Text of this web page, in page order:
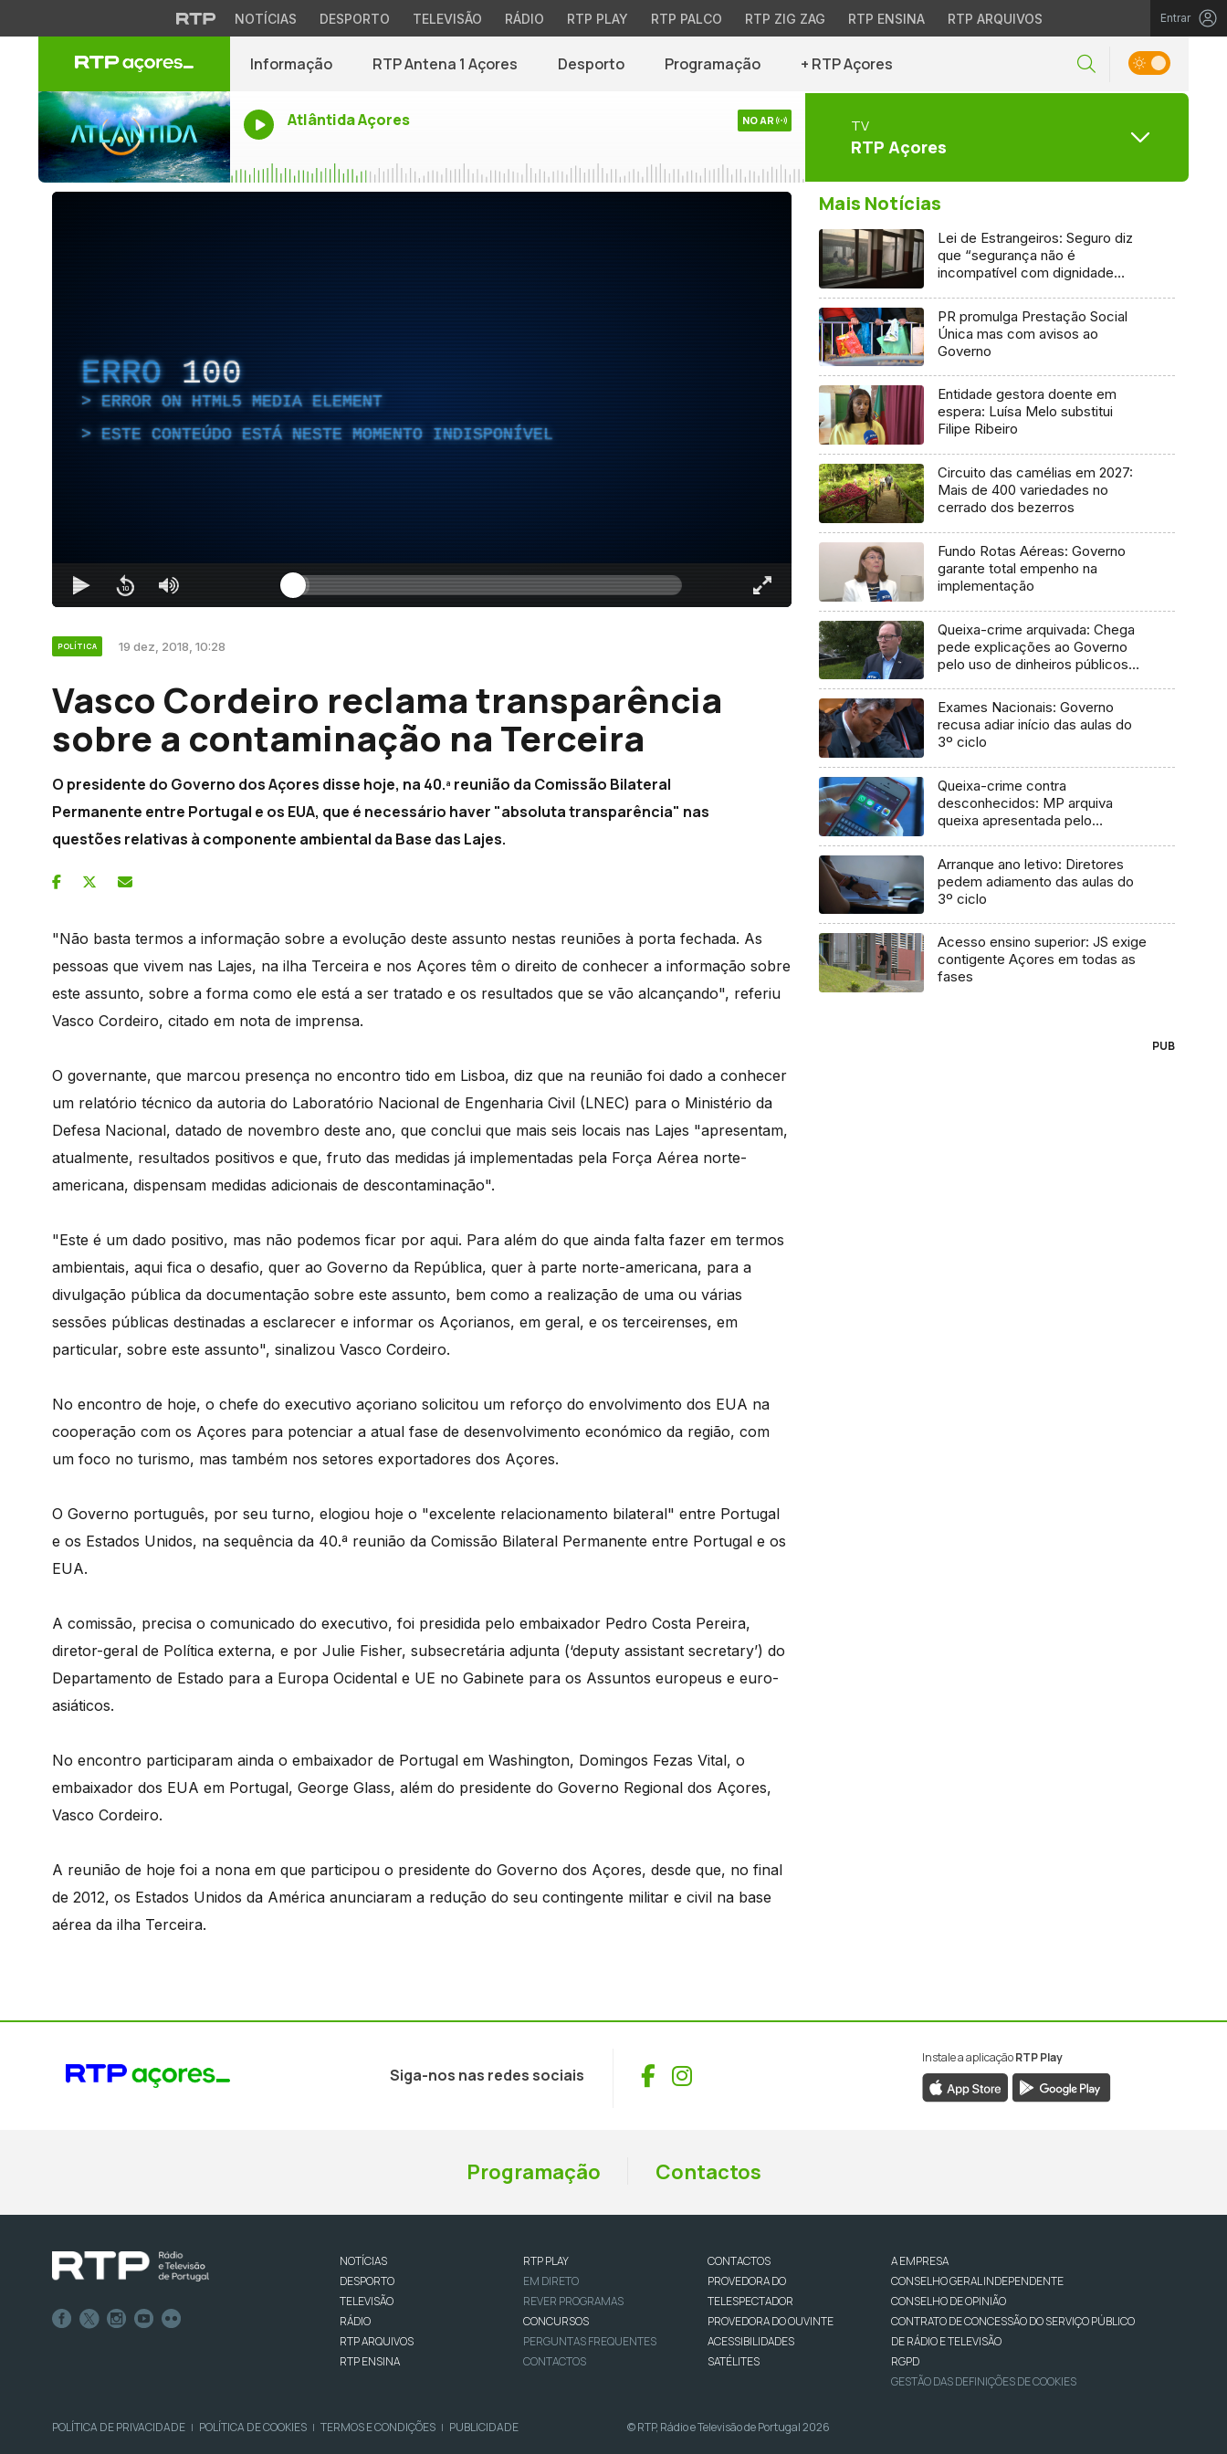
NOTÍCIAS DESPORTO TELEVISÃO RÁDIO RTP PLAY RTP PALCO RTP ZIG ZAG RTP ENSINA RTP ARQUIVOS Entrar
Informação RTP Antena 1 Açores Desporto Programação + RTP Açores
Atlântida Açores NO AR TV
RTP Açores
ERRO 100
ERROR ON HTML5 MEDIA ELEMENT
ESTE CONTEÚDO ESTÁ NESTE MOMENTO INDISPONÍVEL
POLÍTICA 19 dez, 2018, 10:28
Vasco Cordeiro reclama transparência
sobre a contaminação na Terceira
O presidente do Governo dos Açores disse hoje, na 40.ª reunião da Comissão Bilateral
Permanente entre Portugal e os EUA, que é necessário haver "absoluta transparência" nas
questões relativas à componente ambiental da Base das Lajes.
"Não basta termos a informação sobre a evolução deste assunto nestas reuniões à porta fechada. As
pessoas que vivem nas Lajes, na ilha Terceira e nos Açores têm o direito de conhecer a informação sobre
este assunto, sobre a forma como ele está a ser tratado e os resultados que se vão alcançando", referiu
Vasco Cordeiro, citado em nota de imprensa.
O governante, que marcou presença no encontro tido em Lisboa, diz que na reunião foi dado a conhecer
um relatório técnico da autoria do Laboratório Nacional de Engenharia Civil (LNEC) para o Ministério da
Defesa Nacional, datado de novembro deste ano, que conclui que mais seis locais nas Lajes "apresentam,
atualmente, resultados positivos e que, fruto das medidas já implementadas pela Força Aérea norte-
americana, dispensam medidas adicionais de descontaminação".
"Este é um dado positivo, mas não podemos ficar por aqui. Para além do que ainda falta fazer em termos
ambientais, aqui fica o desafio, quer ao Governo da República, quer à parte norte-americana, para a
divulgação pública da documentação sobre este assunto, bem como a realização de uma ou várias
sessões públicas destinadas a esclarecer e informar os Açorianos, em geral, e os terceirenses, em
particular, sobre este assunto", sinalizou Vasco Cordeiro.
No encontro de hoje, o chefe do executivo açoriano solicitou um reforço do envolvimento dos EUA na
cooperação com os Açores para potenciar a atual fase de desenvolvimento económico da região, com
um foco no turismo, mas também nos setores exportadores dos Açores.
O Governo português, por seu turno, elogiou hoje o "excelente relacionamento bilateral" entre Portugal
e os Estados Unidos, na sequência da 40.ª reunião da Comissão Bilateral Permanente entre Portugal e os
EUA.
A comissão, precisa o comunicado do executivo, foi presidida pelo embaixador Pedro Costa Pereira,
diretor-geral de Política externa, e por Julie Fisher, subsecretária adjunta (‘deputy assistant secretary’) do
Departamento de Estado para a Europa Ocidental e UE no Gabinete para os Assuntos europeus e euro-
asiáticos.
No encontro participaram ainda o embaixador de Portugal em Washington, Domingos Fezas Vital, o
embaixador dos EUA em Portugal, George Glass, além do presidente do Governo Regional dos Açores,
Vasco Cordeiro.
A reunião de hoje foi a nona em que participou o presidente do Governo dos Açores, desde que, no final
de 2012, os Estados Unidos da América anunciaram a redução do seu contingente militar e civil na base
aérea da ilha Terceira.
Mais Notícias
Lei de Estrangeiros: Seguro diz
que “segurança não é
incompatível com dignidade
PR promulga Prestação Social
Única mas com avisos ao
Governo
Entidade gestora doente em
espera: Luísa Melo substitui
Filipe Ribeiro
Circuito das camélias em 2027:
Mais de 400 variedades no
cerrado dos bezerros
Fundo Rotas Aéreas: Governo
garante total empenho na
implementação
Queixa-crime arquivada: Chega
pede explicações ao Governo
pelo uso de dinheiros públicos
Exames Nacionais: Governo
recusa adiar início das aulas do
3º ciclo
Queixa-crime contra
desconhecidos: MP arquiva
queixa apresentada pelo
Arranque ano letivo: Diretores
pedem adiamento das aulas do
3º ciclo
Acesso ensino superior: JS exige
contigente Açores em todas as
fases
PUB
Siga-nos nas redes sociais Facebook
Instagram
Instale a aplicaçãoRTP Play
Programação Contactos
NOTÍCIAS
DESPORTO
TELEVISÃO
RÁDIO
RTP ARQUIVOS
RTP ENSINA
RTP PLAY
EM DIRETO
REVER PROGRAMAS
CONCURSOS
PERGUNTAS FREQUENTES
CONTACTOS
CONTACTOS
PROVEDORA DO
TELESPECTADOR
PROVEDORA DO OUVINTE
ACESSIBILIDADES
SATÉLITES
A EMPRESA
CONSELHO GERAL INDEPENDENTE
CONSELHO DE OPINIÃO
CONTRATO DE CONCESSÃO DO SERVIÇO PÚBLICO
DE RÁDIO E TELEVISÃO
RGPD
GESTÃO DAS DEFINIÇÕES DE COOKIES
POLÍTICA DE PRIVACIDADE | POLÍTICA DE COOKIES | TERMOS E CONDIÇÕES | PUBLICIDADE © RTP, Rádio e Televisão de Portugal 2026